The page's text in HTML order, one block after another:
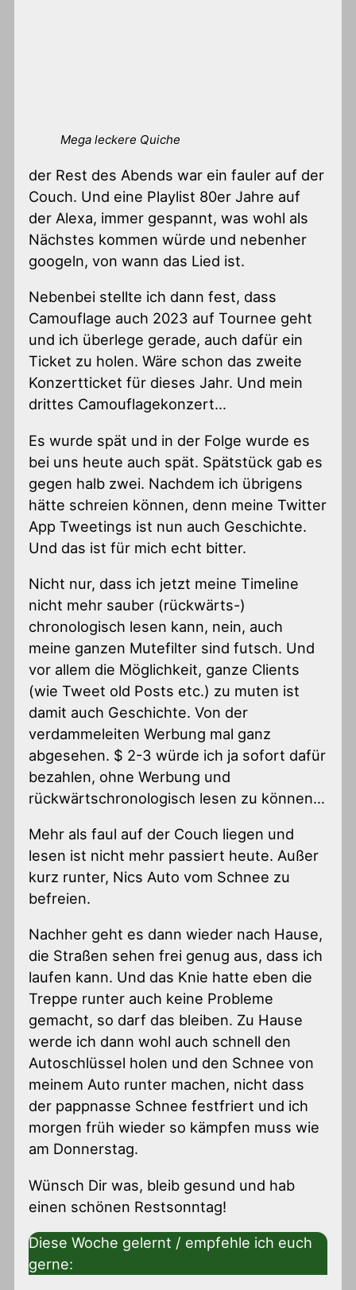
Mega leckere Quiche
der Rest des Abends war ein fauler auf der
Couch. Und eine Playlist 80er Jahre auf
der Alexa, immer gespannt, was wohl als
Nächstes kommen würde und nebenher
googeln, von wann das Lied ist.
Nebenbei stellte ich dann fest, dass
Camouflage auch 2023 auf Tournee geht
und ich überlege gerade, auch dafür ein
Ticket zu holen. Wäre schon das zweite
Konzertticket für dieses Jahr. Und mein
drittes Camouflagekonzert…
Es wurde spät und in der Folge wurde es
bei uns heute auch spät. Spätstück gab es
gegen halb zwei. Nachdem ich übrigens
hätte schreien können, denn meine Twitter
App Tweetings ist nun auch Geschichte.
Und das ist für mich echt bitter.
Nicht nur, dass ich jetzt meine Timeline
nicht mehr sauber (rückwärts-)
chronologisch lesen kann, nein, auch
meine ganzen Mutefilter sind futsch. Und
vor allem die Möglichkeit, ganze Clients
(wie Tweet old Posts etc.) zu muten ist
damit auch Geschichte. Von der
verdammeleiten Werbung mal ganz
abgesehen. $ 2-3 würde ich ja sofort dafür
bezahlen, ohne Werbung und
rückwärtschronologisch lesen zu können…
Mehr als faul auf der Couch liegen und
lesen ist nicht mehr passiert heute. Außer
kurz runter, Nics Auto vom Schnee zu
befreien.
Nachher geht es dann wieder nach Hause,
die Straßen sehen frei genug aus, dass ich
laufen kann. Und das Knie hatte eben die
Treppe runter auch keine Probleme
gemacht, so darf das bleiben. Zu Hause
werde ich dann wohl auch schnell den
Autoschlüssel holen und den Schnee von
meinem Auto runter machen, nicht dass
der pappnasse Schnee festfriert und ich
morgen früh wieder so kämpfen muss wie
am Donnerstag.
Wünsch Dir was, bleib gesund und hab
einen schönen Restsonntag!
Diese Woche gelernt / empfehle ich euch
gerne: